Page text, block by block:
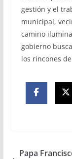
gestión y el
municipal,
camino
gobierno
los rincones
Papa